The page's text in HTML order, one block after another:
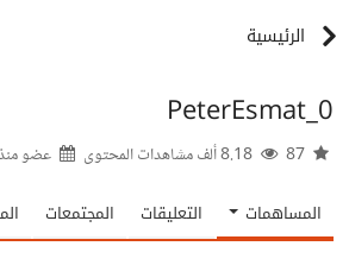
الرئيسية
PeterEsmat_0
عضو
المساهمات التعليقات المجتمعات